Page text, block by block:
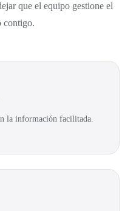
que el equipo gestione el
contigo.
la información facilitada.